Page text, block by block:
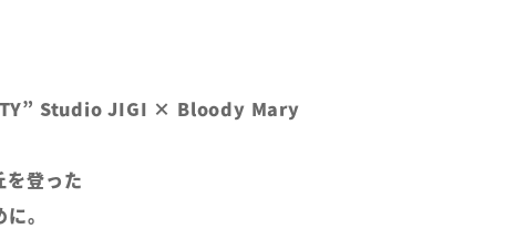
Studio JIGI × Bloody Mary
を登った
。